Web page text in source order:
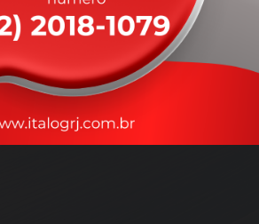
treinados para garantir a máxima
com rastreamento em tempo real.